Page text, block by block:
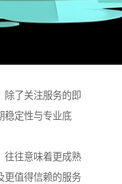
除了关注服务的即
稳定性与专业底
往往意味着更成熟
更值得信赖的服务